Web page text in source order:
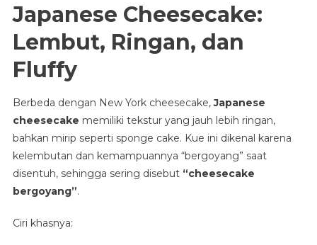
Japanese Cheesecake:
Lembut, Ringan, dan
Fluffy
Berbeda dengan New York cheesecake,Japanese
cheesecake memiliki tekstur yang jauh lebih ringan,
bahkan mirip seperti sponge cake. Kue ini dikenal karena
kelembutan dan kemampuannya “bergoyang” saat
disentuh, sehingga sering disebut “cheesecake
bergoyang”.
Ciri khasnya: